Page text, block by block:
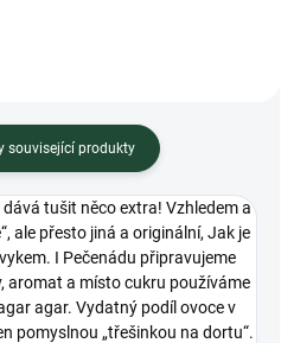
související produkty
tušit něco extra! Vzhledem a
ale přesto jiná a originální, Jak je
I Pečenádu připravujeme
aromat a místo cukru používáme
agar. Vydatný podíl ovoce v
pomyslnou „třešinkou na dortu“.